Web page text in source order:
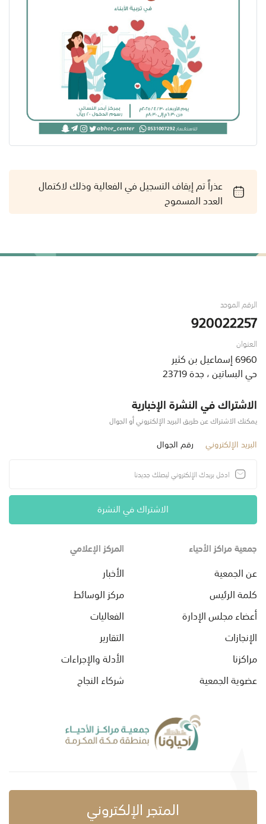
عذراً تم إيقاف التسجيل في الفعالية وذلك لاكتمال
العدد المسموح
الرقم الموحد
920022257
العنوان
6960 إسماعيل بن كثير
حي البساتين ، جدة 23719
الاشتراك في النشرة الإخبارية
يمكنك الاشتراك عن طريق البريد الإلكتروني أو الجوال
البريد الإلكتروني رقم الجوال
الاشتراك في النشرة
جمعية مراكز الأحياء
عن الجمعية
كلمة الرئيس
أعضاء مجلس الإدارة
الإنجازات
مراكزنا
عضوية الجمعية
المركز الإعلامي
الأخبار
مركز الوسائط
الفعاليات
التقارير
الأدلة والإجراءات
شركاء النجاح
المتجر الإلكتروني